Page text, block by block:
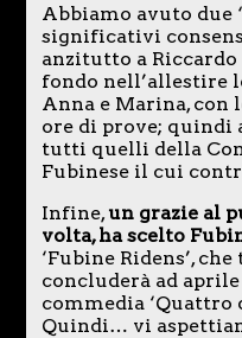
Abbiamo avuto due
significativi
anzitutto a Riccardo
fondo nell’allestire
Anna e Marina, con
ore di prove; quindi
tutti quelli della
Fubinese il cui
Infine,un grazie al
volta, ha scelto
‘Fubine Ridens’,
concluderà ad
commedia
Quindi… vi